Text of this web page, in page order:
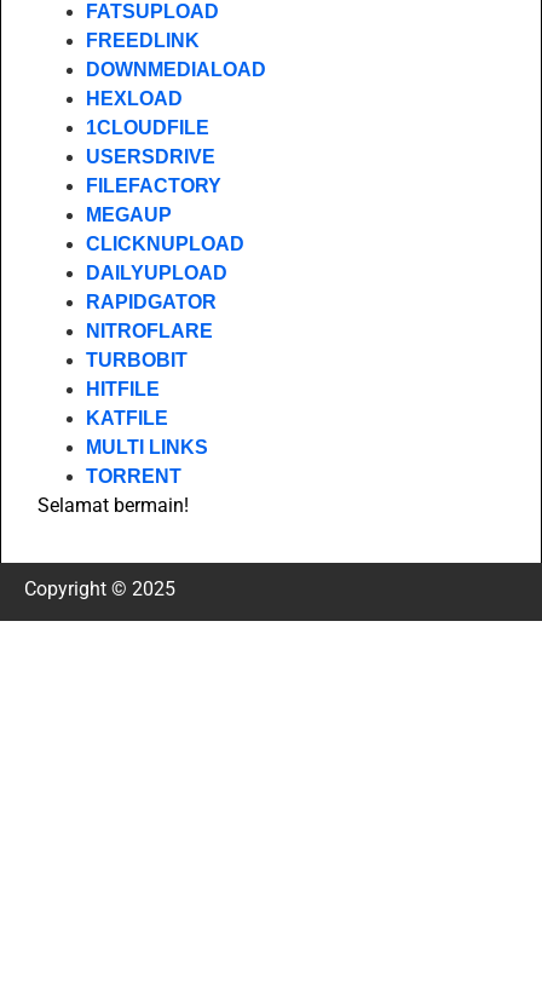
FATSUPLOAD
FREEDLINK
DOWNMEDIALOAD
HEXLOAD
1CLOUDFILE
USERSDRIVE
FILEFACTORY
MEGAUP
CLICKNUPLOAD
DAILYUPLOAD
RAPIDGATOR
NITROFLARE
TURBOBIT
HITFILE
KATFILE
MULTI LINKS
TORRENT
Selamat bermain!
Copyright © 2025